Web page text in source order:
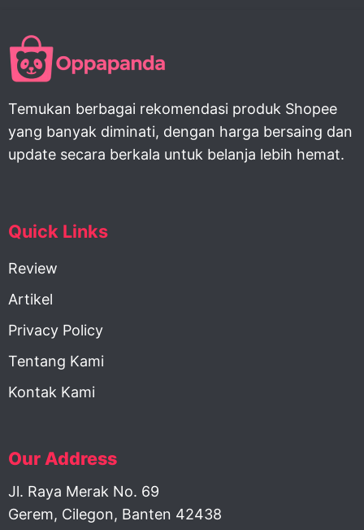
Temukan berbagai rekomendasi produk Shopee
yang banyak diminati, dengan harga bersaing dan
update secara berkala untuk belanja lebih hemat.
Quick Links
Review
Artikel
Privacy Policy
Tentang Kami
Kontak Kami
Our Address
Jl. Raya Merak No. 69
Gerem, Cilegon, Banten 42438